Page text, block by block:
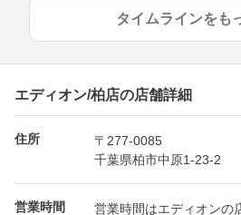
タイムラインをも
エディオン/柏店の店舗詳細
住所
〒277-0085
千葉県柏市中原1-23-2
営業時間
営業時間はエディオンの